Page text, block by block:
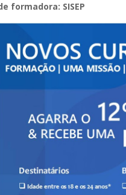
formadora: SISEP